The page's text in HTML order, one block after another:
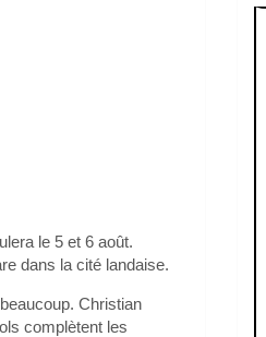
le 5 et 6 août.
dans la cité landaise.
Christian
complètent les